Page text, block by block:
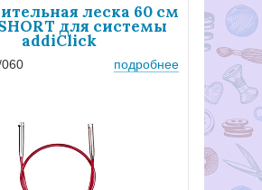
леска 60 см
для системы
addiClick
подробнее